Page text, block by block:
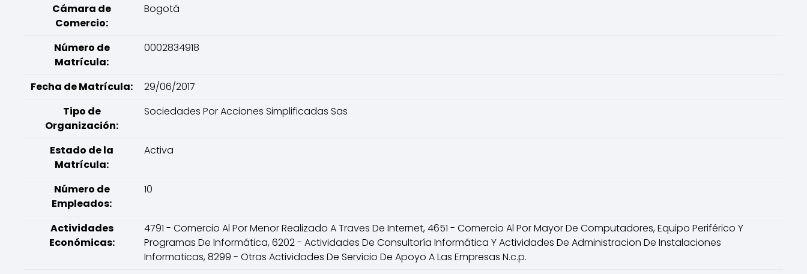
Cámara de
Comercio:
Bogotá
Número de
Matrícula:
0002834918
Fecha de Matrícula:
29/06/2017
Tipo de
Organización:
Sociedades Por Acciones Simplificadas Sas
Estado de la
Matrícula:
Activa
Número de
Empleados:
10
Actividades
Económicas:
4791 - Comercio Al Por Menor Realizado A Traves De Internet, 4651 - Comercio Al Por Mayor De Computadores, Equipo Periférico Y
Programas De Informática, 6202 - Actividades De Consultoría Informática Y Actividades De Administracion De Instalaciones
Informaticas, 8299 - Otras Actividades De Servicio De Apoyo A Las Empresas N.c.p.